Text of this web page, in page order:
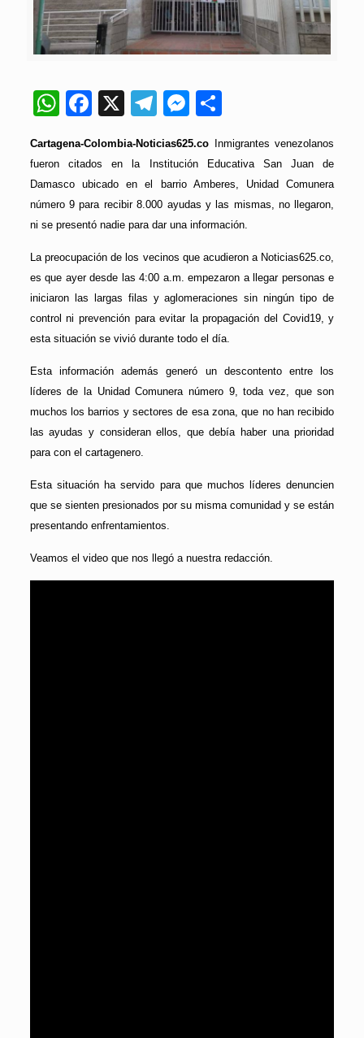
WhatsApp
Facebook
X Telegram
Messenger
Cartagena-Colombia-Noticias625.coInmigrantes venezolanos
fueron citados en la Institución Educativa San Juan de
Damasco ubicado en el barrio Amberes, Unidad Comunera
número 9 para recibir 8.000 ayudas y las mismas, no llegaron,
ni se presentó nadie para dar una información.
La preocupación de los vecinos que acudieron a Noticias625.co,
es que ayer desde las 4:00 a.m. empezaron a llegar personas e
iniciaron las largas filas y aglomeraciones sin ningún tipo de
control ni prevención para evitar la propagación del Covid19, y
esta situación se vivió durante todo el día.
Esta información además generó un descontento entre los
líderes de la Unidad Comunera número 9, toda vez, que son
muchos los barrios y sectores de esa zona, que no han recibido
las ayudas y consideran ellos, que debía haber una prioridad
para con el cartagenero.
Esta situación ha servido para que muchos líderes denuncien
que se sienten presionados por su misma comunidad y se están
presentando enfrentamientos.
Veamos el video que nos llegó a nuestra redacción.